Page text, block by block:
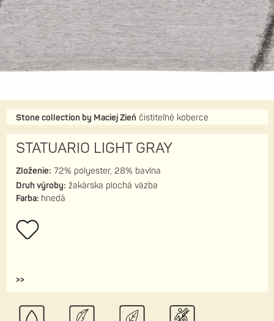
Stone collection by Maciej Zień čistiteľné koberce
STATUARIO LIGHT GRAY
Zloženie: 72% polyester, 28% bavlna
Druh výroby: žakárska plochá väzba
Farba: hnedá
>>